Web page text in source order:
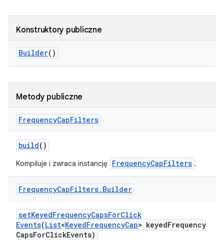
Konstruktory publiczne
Builder()
Metody publiczne
FrequencyCapFilters
build()
Kompiluje i zwraca instancję FrequencyCapFilters .
FrequencyCapFilters. Builder
setKeyedFrequencyCapsForClick
Events(List<KeyedFrequencyCap> keyedFrequency
CapsForClickEvents)